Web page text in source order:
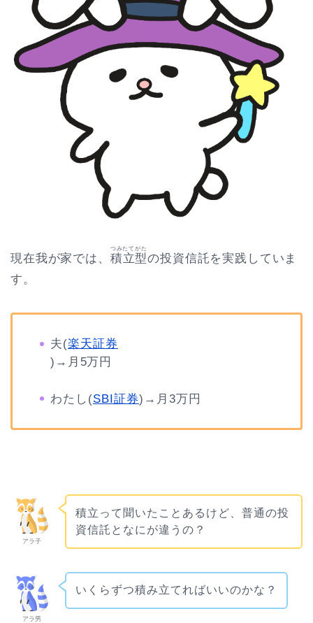
現在我が家では、 積立型
つみたてがた
の投資信託を実践していま
す。
夫(楽天証券
)→月5万円
わたし(SBI証券)→月3万円
アラ子
積立って聞いたことあるけど、普通の投
資信託となにが違うの？
アラ男
いくらずつ積み立てればいいのかな？